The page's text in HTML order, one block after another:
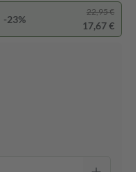
-23%
22,95 €
17,67 €